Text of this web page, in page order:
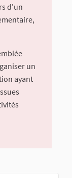
d'un
un
ayant